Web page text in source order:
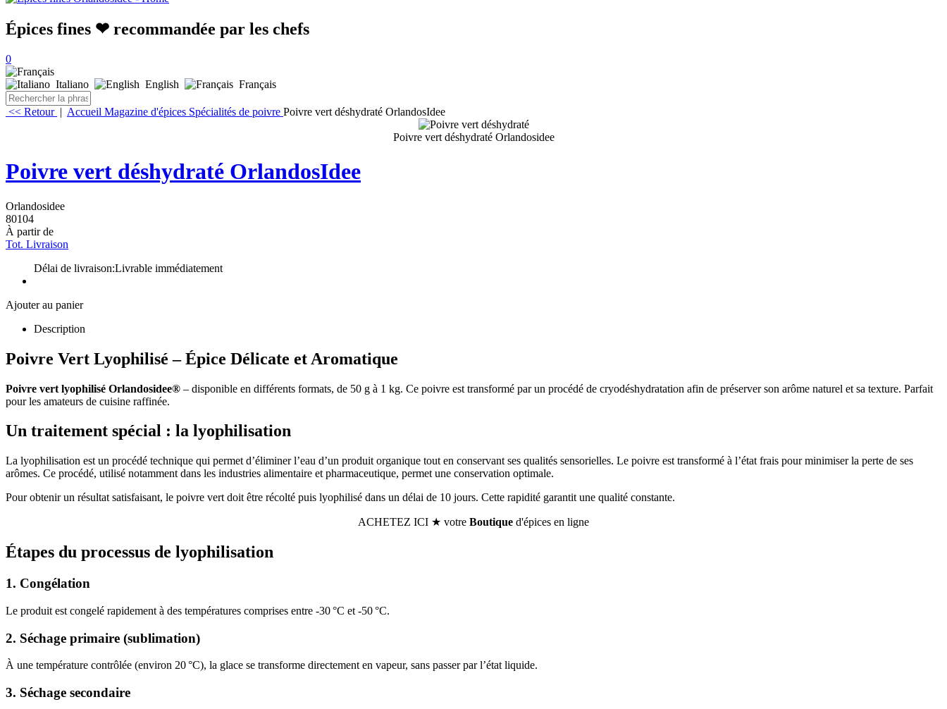
Épices fines ❤ recommandée par les chefs
0
Italiano English Français
<< Retour | Accueil Magazine d'épices Spécialités de poivre Poivre vert déshydraté OrlandosIdee
Poivre vert déshydraté Orlandosidee
Poivre vert déshydraté OrlandosIdee
Orlandosidee
80104
À partir de
Tot. Livraison
Délai de livraison:Livrable immédiatement
Ajouter au panier
Description
Poivre Vert Lyophilisé – Épice Délicate et Aromatique
Poivre vert lyophilisé Orlandosidee® – disponible en différents formats, de 50 g à 1 kg. Ce poivre est transformé par un procédé de cryodéshydratation afin de préserver son arôme naturel et sa texture. Parfait
pour les amateurs de cuisine raffinée.
Un traitement spécial : la lyophilisation
La lyophilisation est un procédé technique qui permet d’éliminer l’eau d’un produit organique tout en conservant ses qualités sensorielles. Le poivre est transformé à l’état frais pour minimiser la perte de ses
arômes. Ce procédé, utilisé notamment dans les industries alimentaire et pharmaceutique, permet une conservation optimale.
Pour obtenir un résultat satisfaisant, le poivre vert doit être récolté puis lyophilisé dans un délai de 10 jours. Cette rapidité garantit une qualité constante.
ACHETEZ ICI ★ votre Boutique d'épices en ligne
Étapes du processus de lyophilisation
1. Congélation
Le produit est congelé rapidement à des températures comprises entre -30 °C et -50 °C.
2. Séchage primaire (sublimation)
À une température contrôlée (environ 20 °C), la glace se transforme directement en vapeur, sans passer par l’état liquide.
3. Séchage secondaire